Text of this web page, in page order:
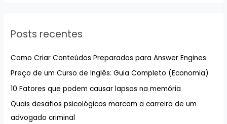
i
r
p
o
r
Posts recentes
Como Criar Conteúdos Preparados para Answer Engines
Preço de um Curso de Inglês: Guia Completo (Economia)
10 Fatores que podem causar lapsos na memória
Quais desafios psicológicos marcam a carreira de um
advogado criminal